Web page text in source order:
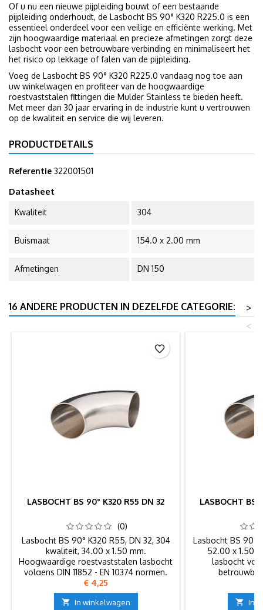
Of u nu een nieuwe pijpleiding bouwt of een bestaande
pijpleiding onderhoudt, de Lasbocht BS 90° K320 R225.0 is een
essentieel onderdeel voor een veilige en efficiënte werking. Met
zijn hoogwaardige materiaal en precieze afmetingen zorgt deze
lasbocht voor een betrouwbare verbinding en minimaliseert het
het risico op lekkage of falen van de pijpleiding.
Voeg de Lasbocht BS 90° K320 R225.0 vandaag nog toe aan
uw winkelwagen en profiteer van de hoogwaardige
roestvaststalen fittingen die Mulder Stainless te bieden heeft.
Met meer dan 30 jaar ervaring in de industrie kunt u vertrouwen
op de kwaliteit en service die wij leveren.
PRODUCTDETAILS
Referentie 322001501
Datasheet
Kwaliteit 304
Buismaat 154.0 x 2.00 mm
Afmetingen DN 150
16 ANDERE PRODUCTEN IN DEZELFDE CATEGORIE:
>
<
LASBOCHT BS 90° K320 R55 DN 32
(0)
Lasbocht BS 90° K320 R55, DN 32, 304
kwaliteit, 34.00 x 1.50 mm.
Hoogwaardige roestvaststalen lasbocht
volgens DIN 11852 - EN 10374 normen.
Prijs
€ 4,25
 In winkelwagen
favorite_border
LASBOCHT BS
Lasbocht BS 90°
52.00 x 1.50
lasbocht
 In